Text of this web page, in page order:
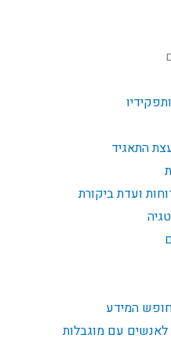
התאגיד
ועדת ביקורת
המידע
עם מוגבלות